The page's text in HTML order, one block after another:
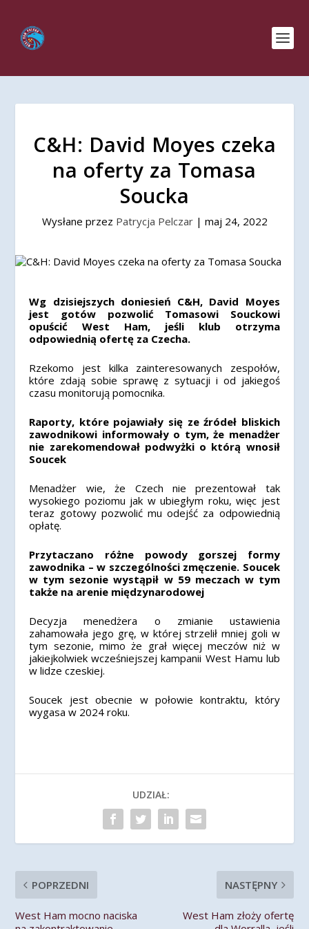
C&H: David Moyes czeka
na oferty za Tomasa
Soucka
Wysłane przez Patrycja Pelczar| maj 24, 2022
Wg dzisiejszych doniesień C&H, David Moyes
jest gotów pozwolić Tomasowi Souckowi
opuścić West Ham, jeśli klub otrzyma
odpowiednią ofertę za Czecha.
Rzekomo jest kilka zainteresowanych zespołów,
które zdają sobie sprawę z sytuacji i od jakiegoś
czasu monitorują pomocnika.
Raporty, które pojawiały się ze źródeł bliskich
zawodnikowi informowały o tym, że menadżer
nie zarekomendował podwyżki o którą wnosił
Soucek
Menadżer wie, że Czech nie prezentował tak
wysokiego poziomu jak w ubiegłym roku, więc jest
teraz gotowy pozwolić mu odejść za odpowiednią
opłatę.
Przytaczano różne powody gorszej formy
zawodnika – w szczególności zmęczenie. Soucek
w tym sezonie wystąpił w 59 meczach w tym
także na arenie międzynarodowej
Decyzja menedżera o zmianie ustawienia
zahamowała jego grę, w której strzelił mniej goli w
tym sezonie, mimo że grał więcej meczów niż w
jakiejkolwiek wcześniejszej kampanii West Hamu lub
w lidze czeskiej.
Soucek jest obecnie w połowie kontraktu, który
wygasa w 2024 roku.
UDZIAŁ:
POPRZEDNI
West Ham mocno naciska
NASTĘPNY
West Ham złoży ofertę